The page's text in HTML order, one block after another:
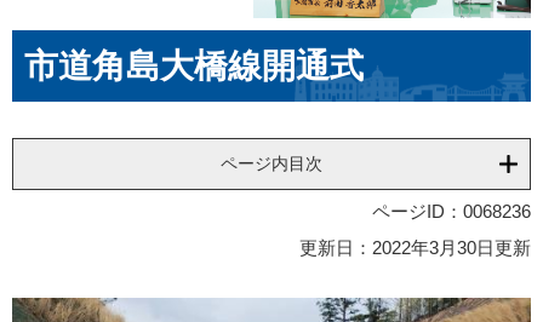
市道角島大橋線開通式
ページ内目次
ページID：0068236
更新日：2022年3月30日更新